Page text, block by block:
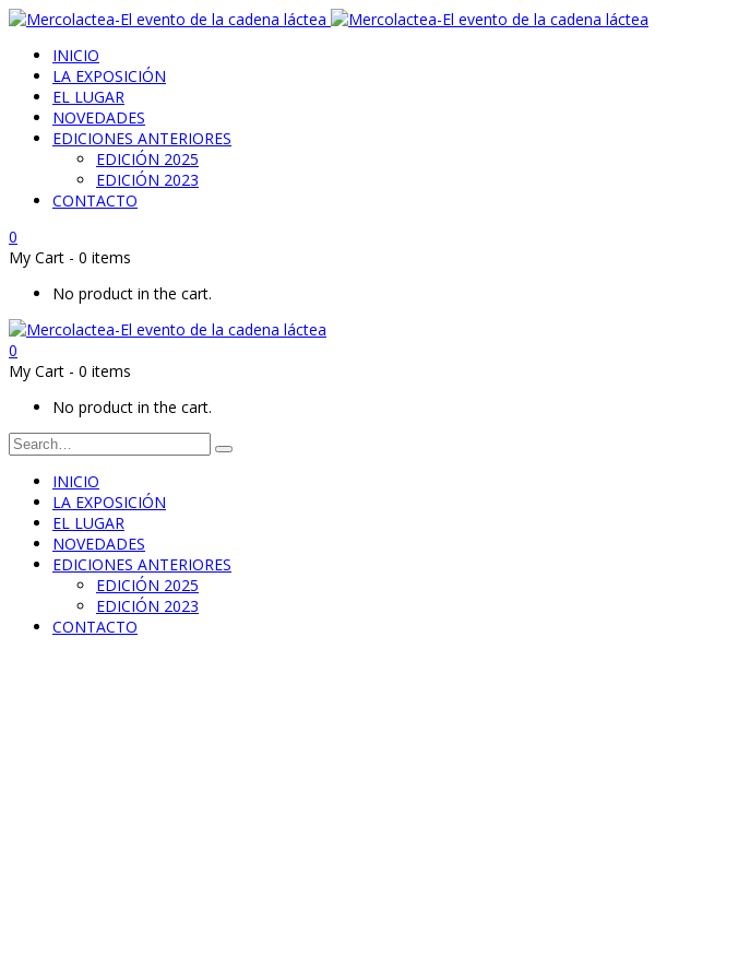
INICIO
LA EXPOSICIÓN
EL LUGAR
NOVEDADES
EDICIONES ANTERIORES
EDICIÓN 2025
EDICIÓN 2023
CONTACTO
0
My Cart - 0 items
No product in the cart.
0
My Cart - 0 items
No product in the cart.
INICIO
LA EXPOSICIÓN
EL LUGAR
NOVEDADES
EDICIONES ANTERIORES
EDICIÓN 2025
EDICIÓN 2023
CONTACTO